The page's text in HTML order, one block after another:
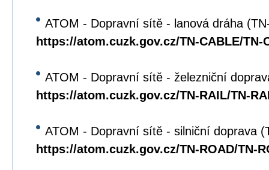
ATOM - Dopravní sítě - lanová dráha
https://atom.cuzk.gov.cz/TN-CABLE/TN-
ATOM - Dopravní sítě - železniční
https://atom.cuzk.gov.cz/TN-RAIL/TN-
ATOM - Dopravní sítě - silniční doprava
https://atom.cuzk.gov.cz/TN-ROAD/TN-